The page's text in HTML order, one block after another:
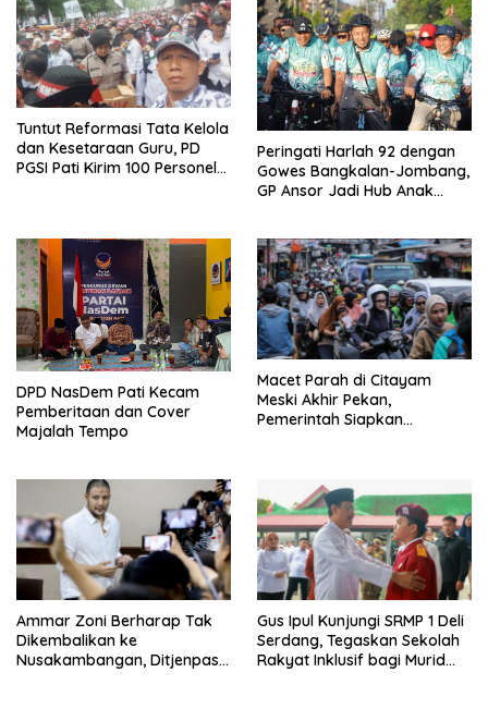
Tuntut Reformasi Tata Kelola
dan Kesetaraan Guru, PD
PGSI Pati Kirim 100 Personel
Peringati Harlah 92 dengan
Gowes Bangkalan-Jombang,
GP Ansor Jadi Hub Anak
DPD NasDem Pati Kecam
Pemberitaan dan Cover
Majalah Tempo
Macet Parah di Citayam
Meski Akhir Pekan,
Pemerintah Siapkan
Ammar Zoni Berharap Tak
Dikembalikan ke
Nusakambangan, Ditjenpas
Gus Ipul Kunjungi SRMP 1 Deli
Serdang, Tegaskan Sekolah
Rakyat Inklusif bagi Murid